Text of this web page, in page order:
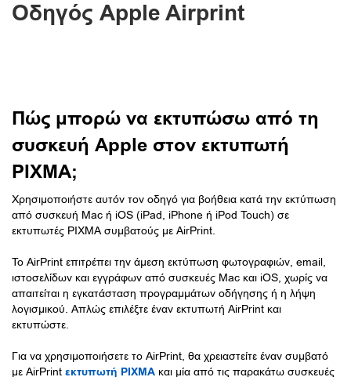
Οδηγός Apple Airprint
Πώς μπορώ να εκτυπώσω από τη
συσκευή Apple στον εκτυπωτή
PIXMA;
Χρησιμοποιήστε αυτόν τον οδηγό για βοήθεια κατά την εκτύπωση
από συσκευή Mac ή iOS (iPad, iPhone ή iPod Touch) σε
εκτυπωτές PIXMA συμβατούς με AirPrint.
Το AirPrint επιτρέπει την άμεση εκτύπωση φωτογραφιών, email,
ιστοσελίδων και εγγράφων από συσκευές Mac και iOS, χωρίς να
απαιτείται η εγκατάσταση προγραμμάτων οδήγησης ή η λήψη
λογισμικού. Απλώς επιλέξτε έναν εκτυπωτή AirPrint και
εκτυπώστε.
Για να χρησιμοποιήσετε το AirPrint, θα χρειαστείτε έναν συμβατό
με AirPrint εκτυπωτή PIXMA και μία από τις παρακάτω συσκευές